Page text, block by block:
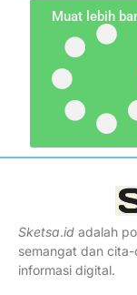
Muat lebih
Sketsa.id adalah
semangat dan
informasi digital.